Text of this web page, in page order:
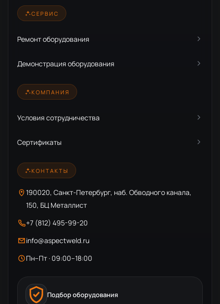
СЕРВИС
Ремонт оборудования
Демонстрация оборудования
КОМПАНИЯ
Условия сотрудничества
Сертификаты
КОНТАКТЫ
190020, Санкт-Петербург, наб. Обводного канала,
150, БЦ Металлист
+7 (812) 495-99-20
info@aspectweld.ru
Пн–Пт · 09:00–18:00
Подбор оборудования